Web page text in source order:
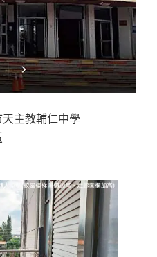
主教輔仁中學